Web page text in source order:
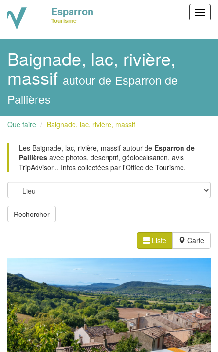
Esparron
Tourisme
Baignade, lac, rivière,
massif autour de Esparron de
Pallières
Que faire Baignade, lac, rivière, massif
Les Baignade, lac, rivière, massif autour de Esparron de
Pallières avec photos, descriptif, géolocalisation, avis
TripAdvisor... Infos collectées par l'Office de Tourisme.
Liste Carte